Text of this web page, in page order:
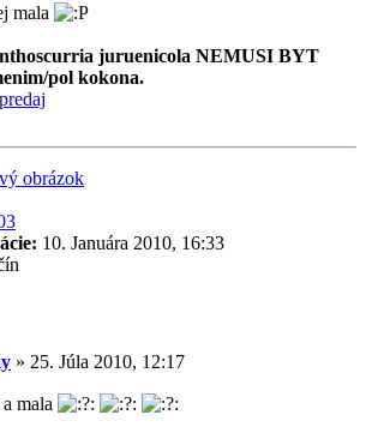
mala
juruenicola NEMUSI BYT
pol kokona.
10. Januára 2010, 16:33
» 25. Júla 2010, 12:17
mala